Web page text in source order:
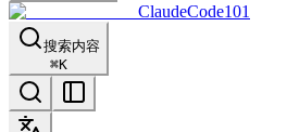
ClaudeCode101
搜索内容
⌘K